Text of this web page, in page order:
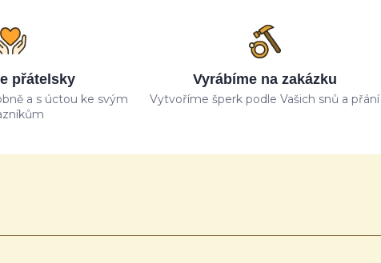
přátelsky
a s úctou ke svým
Vyrábíme na zakázku
Vytvoříme šperk podle Vašich snů a přání